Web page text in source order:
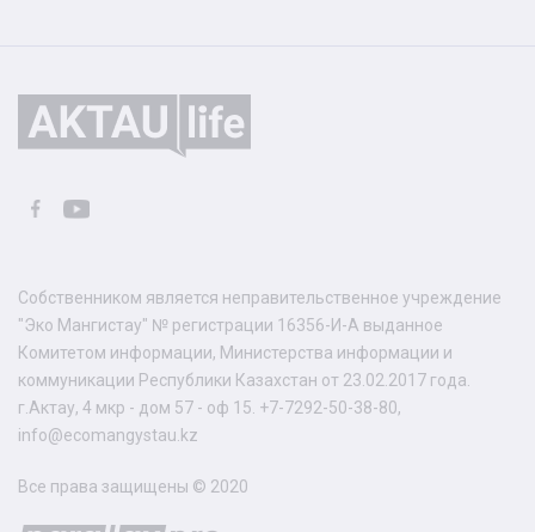
Собственником является неправительственное учреждение
"Эко Мангистау" № регистрации 16356-И-А выданное
Комитетом информации, Министерства информации и
коммуникации Республики Казахстан от 23.02.2017 года.
г.Актау, 4 мкр - дом 57 - оф 15. +7-7292-50-38-80,
info@ecomangystau.kz
Все права защищены © 2020